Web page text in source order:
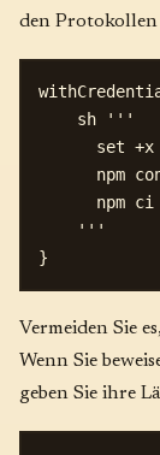
den Protokollen
    sh '''
      set +x
npm
      npm ci
    '''
Vermeiden Sie
Wenn Sie
geben Sie ihre